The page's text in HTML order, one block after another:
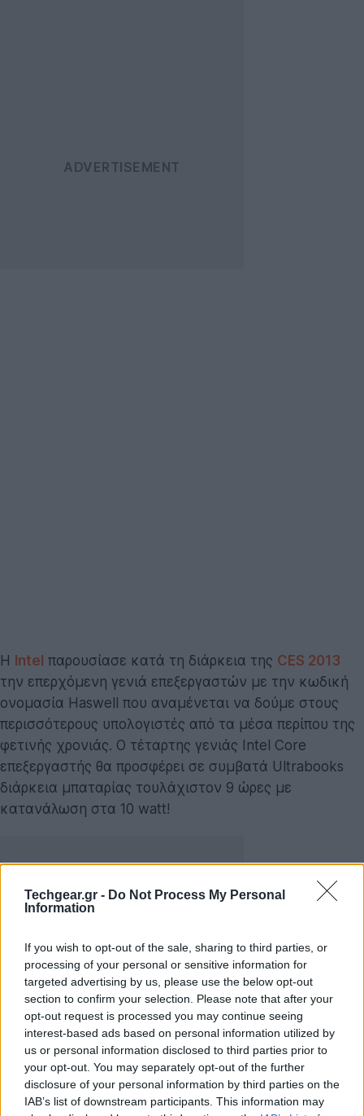
Techgear.gr - Do Not Process My Personal
Information
If you wish to opt-out of the sale, sharing to third parties, or
processing of your personal or sensitive information for
targeted advertising by us, please use the below opt-out
section to confirm your selection. Please note that after your
opt-out request is processed you may continue seeing
interest-based ads based on personal information utilized by
us or personal information disclosed to third parties prior to
your opt-out. You may separately opt-out of the further
disclosure of your personal information by third parties on the
IAB’s list of downstream participants. This information may
H Intel παρουσίασε κατά τη διάρκεια της CES 2013
την επερχόμενη γενιά επεξεργαστών με την κωδική
ονομασία Haswell που αναμένεται να δούμε στους
περισσότερους υπολογιστές από τα μέσα περίπου της
φετινής χρονιάς. Ο τέταρτης γενιάς Intel Core
επεξεργαστής θα προσφέρει σε συμβατά Ultrabooks
διάρκεια μπαταρίας τουλάχιστον 9 ώρες με
κατανάλωση στα 10 watt!
Η εταιρεία, μάλιστα, υποσχέθηκε να προωθήσει νέες
Ultrabook συσκευές που θα χρησιμοποιούν αυτούς
τους επεξεργαστές. Κατά τη διάρκεια της επίδειξης η